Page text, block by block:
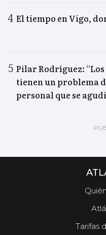
El tiempo en Vigo,
Pilar Rodríguez:
tienen un problema
personal que se
Tarifas